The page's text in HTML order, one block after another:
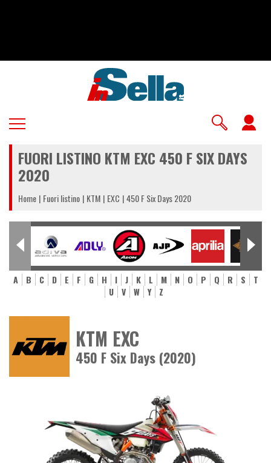
FUORI LISTINO KTM EXC 450 F SIX DAYS
2020
Home Fuori listino KTM EXC 450 F Six Days 2020
A B C D E F G H I J K L M N O P Q R S
T
U
V W Y Z
KTM EXC
450 F Six Days (2020)